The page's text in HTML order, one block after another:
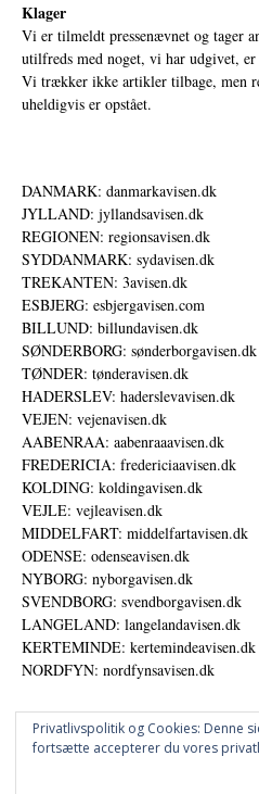
Klager
Vi er tilmeldt pressenævnet og tager
utilfreds med noget, vi har udgivet,
Vi trækker ikke artikler tilbage, men
uheldigvis er opstået.
DANMARK: danmarkavisen.dk
JYLLAND: jyllandsavisen.dk
REGIONEN: regionsavisen.dk
SYDDANMARK: sydavisen.dk
TREKANTEN: 3avisen.dk
ESBJERG: esbjergavisen.com
BILLUND: billundavisen.dk
SØNDERBORG: sønderborgavisen.dk
TØNDER: tønderavisen.dk
HADERSLEV: haderslevavisen.dk
VEJEN: vejenavisen.dk
AABENRAA: aabenraaavisen.dk
FREDERICIA: fredericiaavisen.dk
KOLDING: koldingavisen.dk
VEJLE: vejleavisen.dk
MIDDELFART: middelfartavisen.dk
ODENSE: odenseavisen.dk
NYBORG: nyborgavisen.dk
SVENDBORG: svendborgavisen.dk
LANGELAND: langelandavisen.dk
KERTEMINDE: kertemindeavisen.dk
NORDFYN: nordfynsavisen.dk
Privatlivspolitik og Cookies: Denne
fortsætte accepterer du vores